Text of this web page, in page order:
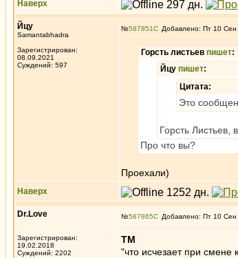
Наверх
Йцу
Samantabhadra
Зарегистрирован:
08.09.2021
Суждений: 597
№587851 Добавлено: Пт 10 Сен
Горсть листьев пишет:
Йцу пишет:
Цитата:
Это
Горсть Листьев,
Про что вы?
Проехали)
Наверх
Dr.Love
Зарегистрирован:
19.02.2018
Суждений: 2202
№587865 Добавлено: Пт 10
ТМ
"что исчезает при смене